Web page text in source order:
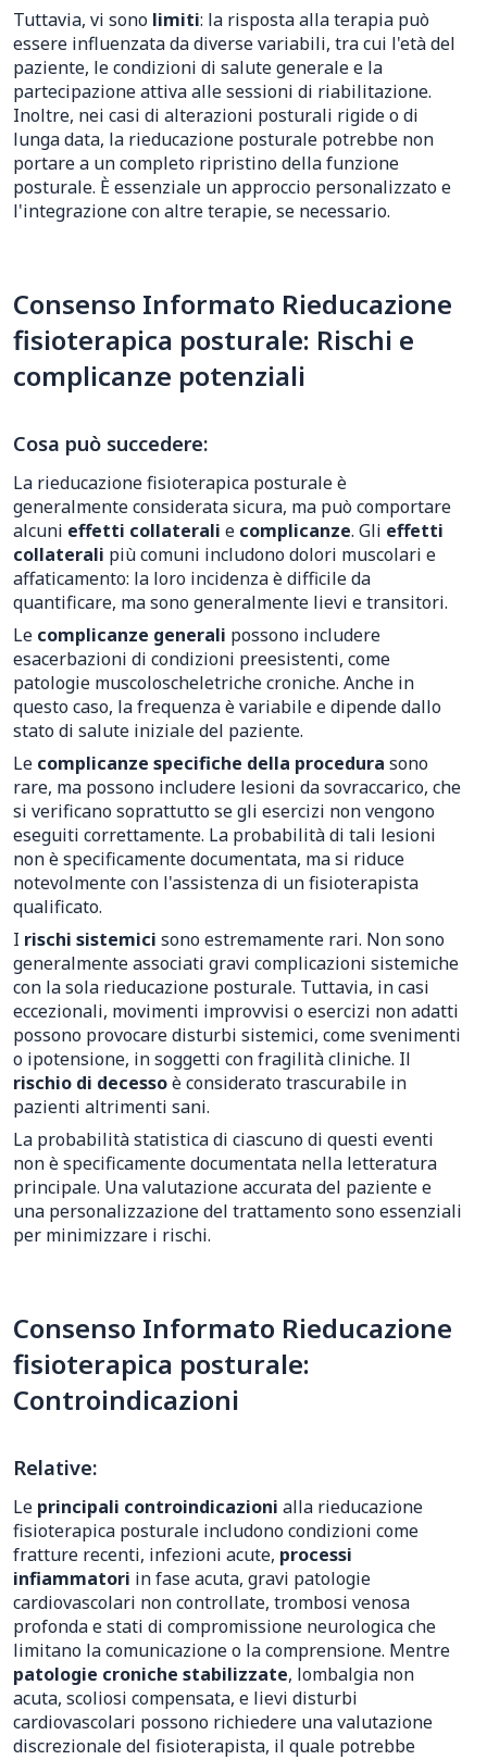
Tuttavia, vi sono limiti: la risposta alla terapia può
essere influenzata da diverse variabili, tra cui l'età del
paziente, le condizioni di salute generale e la
partecipazione attiva alle sessioni di riabilitazione.
Inoltre, nei casi di alterazioni posturali rigide o di
lunga data, la rieducazione posturale potrebbe non
portare a un completo ripristino della funzione
posturale. È essenziale un approccio personalizzato e
l'integrazione con altre terapie, se necessario.
Consenso Informato Rieducazione
fisioterapica posturale: Rischi e
complicanze potenziali
Cosa può succedere:
La rieducazione fisioterapica posturale è
generalmente considerata sicura, ma può comportare
alcuni effetti collaterali e complicanze. Gli effetti
collaterali più comuni includono dolori muscolari e
affaticamento: la loro incidenza è difficile da
quantificare, ma sono generalmente lievi e transitori.
Le complicanze generali possono includere
esacerbazioni di condizioni preesistenti, come
patologie muscoloscheletriche croniche. Anche in
questo caso, la frequenza è variabile e dipende dallo
stato di salute iniziale del paziente.
Le complicanze specifiche della procedura sono
rare, ma possono includere lesioni da sovraccarico, che
si verificano soprattutto se gli esercizi non vengono
eseguiti correttamente. La probabilità di tali lesioni
non è specificamente documentata, ma si riduce
notevolmente con l'assistenza di un fisioterapista
qualificato.
I rischi sistemici sono estremamente rari. Non sono
generalmente associati gravi complicazioni sistemiche
con la sola rieducazione posturale. Tuttavia, in casi
eccezionali, movimenti improvvisi o esercizi non adatti
possono provocare disturbi sistemici, come svenimenti
o ipotensione, in soggetti con fragilità cliniche. Il
rischio di decessoè considerato trascurabile in
pazienti altrimenti sani.
La probabilità statistica di ciascuno di questi eventi
non è specificamente documentata nella letteratura
principale. Una valutazione accurata del paziente e
una personalizzazione del trattamento sono essenziali
per minimizzare i rischi.
Consenso Informato Rieducazione
fisioterapica posturale:
Controindicazioni
Relative:
Le principali controindicazioni alla rieducazione
fisioterapica posturale includono condizioni come
fratture recenti, infezioni acute, processi
infiammatori in fase acuta, gravi patologie
cardiovascolari non controllate, trombosi venosa
profonda e stati di compromissione neurologica che
limitano la comunicazione o la comprensione. Mentre
patologie croniche stabilizzate, lombalgia non
acuta, scoliosi compensata, e lievi disturbi
cardiovascolari possono richiedere una valutazione
discrezionale del fisioterapista, il quale potrebbe